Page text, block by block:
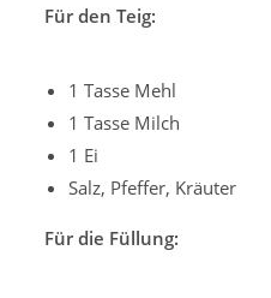
Für den Teig:
1 Tasse Mehl
1 Tasse Milch
1 Ei
Salz, Pfeffer, Kräuter
Für die Füllung: